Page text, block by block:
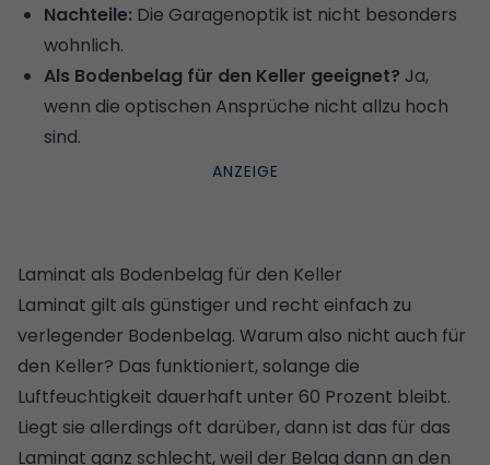
Nachteile: Die Garagenoptik ist nicht besonders
wohnlich.
Als Bodenbelag für den Keller geeignet? Ja,
wenn die optischen Ansprüche nicht allzu hoch
sind.
Laminat als Bodenbelag für den Keller
Laminat gilt als günstiger und recht einfach zu
verlegender Bodenbelag. Warum also nicht auch für
den Keller? Das funktioniert, solange die
Luftfeuchtigkeit dauerhaft unter 60 Prozent bleibt.
Liegt sie allerdings oft darüber, dann ist das für das
Laminat ganz schlecht, weil der Belag dann an den